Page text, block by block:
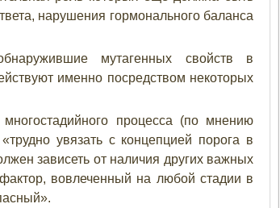
нарушения гормонального баланса
мутагенных свойств в
именно посредством некоторых
многостадийного процесса (по мнению
увязать с концепцией порога в
зависеть от наличия других важных
вовлеченный на любой стадии в